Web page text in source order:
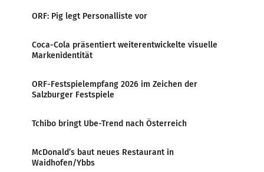
ORF: Pig legt Personalliste vor
Coca-Cola präsentiert weiterentwickelte visuelle
Markenidentität
ORF-Festspielempfang 2026 im Zeichen der
Salzburger Festspiele
Tchibo bringt Ube-Trend nach Österreich
McDonald’s baut neues Restaurant in
Waidhofen/Ybbs